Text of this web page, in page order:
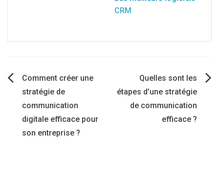
CRM
Navigation
de
l’article
Comment créer une
stratégie de
communication
digitale efficace pour
son entreprise ?
Quelles sont les
étapes d’une stratégie
de communication
efficace ?